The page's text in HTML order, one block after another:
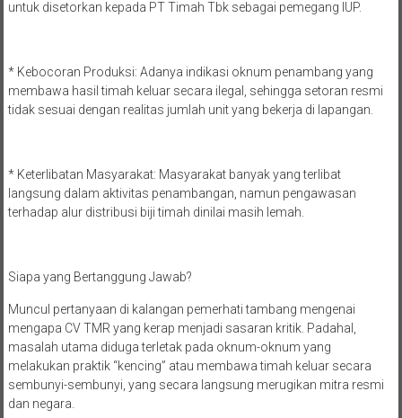
untuk disetorkan kepada PT Timah Tbk sebagai pemegang IUP.
* Kebocoran Produksi: Adanya indikasi oknum penambang yang
membawa hasil timah keluar secara ilegal, sehingga setoran resmi
tidak sesuai dengan realitas jumlah unit yang bekerja di lapangan.
* Keterlibatan Masyarakat: Masyarakat banyak yang terlibat
langsung dalam aktivitas penambangan, namun pengawasan
terhadap alur distribusi biji timah dinilai masih lemah.
Siapa yang Bertanggung Jawab?
Muncul pertanyaan di kalangan pemerhati tambang mengenai
mengapa CV TMR yang kerap menjadi sasaran kritik. Padahal,
masalah utama diduga terletak pada oknum-oknum yang
melakukan praktik “kencing” atau membawa timah keluar secara
sembunyi-sembunyi, yang secara langsung merugikan mitra resmi
dan negara.